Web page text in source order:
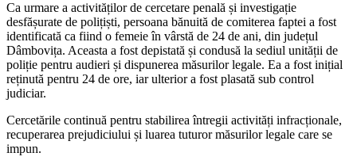
Ca urmare a activităților de cercetare penală și investigație
desfășurate de polițiști, persoana bănuită de comiterea faptei a fost
identificată ca fiind o femeie în vârstă de 24 de ani, din județul
Dâmbovița. Aceasta a fost depistată și condusă la sediul unității de
poliție pentru audieri și dispunerea măsurilor legale. Ea a fost inițial
reținută pentru 24 de ore, iar ulterior a fost plasată sub control
judiciar.
Cercetările continuă pentru stabilirea întregii activități infracționale,
recuperarea prejudiciului și luarea tuturor măsurilor legale care se
impun.